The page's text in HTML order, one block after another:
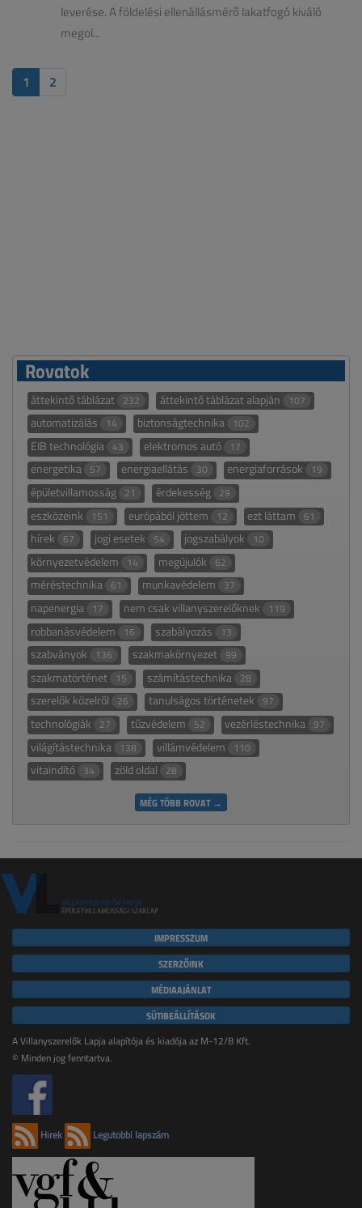
leverése. A földelési ellenállásmérő lakatfogó kiváló
megol...
1 2
Rovatok
áttekintő táblázat 232 áttekintő táblázat alapján 107
automatizálás 14 biztonságtechnika 102
EIB technológia 43 elektromos autó 17
energetika 57 energiaellátás 30 energiaforrások 19
épületvillamosság 21 érdekesség 29
eszközeink 151 európából jöttem 12 ezt láttam 61
hírek 67 jogi esetek 54 jogszabályok 10
környezetvédelem 14 megújulók 62
méréstechnika 61 munkavédelem 37
napenergia 17 nem csak villanyszerelőknek 119
robbanásvédelem 16 szabályozás 13
szabványok 136 szakmakörnyezet 99
szakmatörténet 15 számítástechnika 28
szerelők közelről 26 tanulságos történetek 97
technológiák 27 tűzvédelem 52 vezérléstechnika 97
világítástechnika 138 villámvédelem 110
vitaindító 34 zöld oldal 28
MÉG TÖBB ROVAT →
IMPRESSZUM
SZERZŐINK
MÉDIAAJÁNLAT
SÜTIBEÁLLÍTÁSOK
A Villanyszerelők Lapja alapítója és kiadója az M-12/B Kft.
© Minden jog fenntartva.
Hírek Legutóbbi lapszám